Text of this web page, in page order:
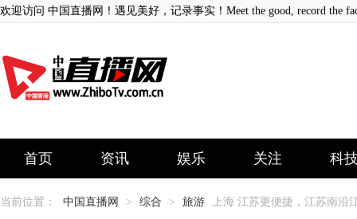
欢迎访问 中国直播网！遇见美好，记录事实！Meet the good, record the
首页 资讯 娱乐 关注 科
当前位置： 中国直播网 > 综合 > 旅游 上海 江苏更便捷，江苏南沿